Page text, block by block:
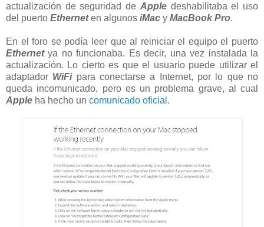
actualización de seguridad de Appledeshabilitaba el uso
del puerto Ethernet en algunos iMac y MacBook Pro.
En el foro se podía leer que al reiniciar el equipo el puerto
Ethernet ya no funcionaba. Es decir, una vez instalada la
actualización. Lo cierto es que el usuario puede utilizar el
adaptador WiFi para conectarse a Internet, por lo que no
queda incomunicado, pero es un problema grave, al cual
Apple ha hecho un comunicado oficial .